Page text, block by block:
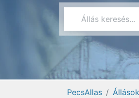
PecsAllas Állások